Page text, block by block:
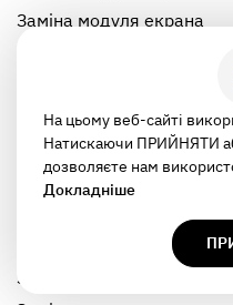
Заміна модуля екрана
Заміна модуля екрана
Заміна модуля екрана
Заміна модуля екрана
Заміна модуля екрана
Заміна модуля екрана
На цьому веб-сайті
Натискаючи ПРИЙНЯТИ
дозволяєте нам
Докладніше